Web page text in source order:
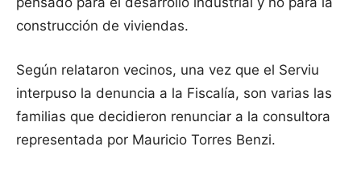
construcción de viviendas.
Según relataron vecinos, una vez que el Serviu
interpuso la denuncia a la Fiscalía, son varias las
familias que decidieron renunciar a la consultora
representada por Mauricio Torres Benzi.